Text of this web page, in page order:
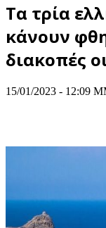
Τα τρία
κάνουν
διακοπές
15/01/2023 - 12:09